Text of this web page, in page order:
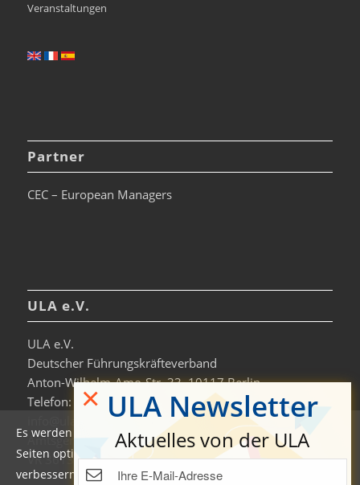
Veranstaltungen
Partner
CEC – European Managers
ULA e.V.
ULA e.V.
Deutscher Führungskräfteverband
Anton-Wilhelm-Amo-Str. 33, 10117 Berlin
Telefon: +49 30-306963-0
Amtsgericht Charlottenburg
VR 36138 B
Es werden auf dieser Website Cookies verwendet, um die
Seiten optimiert darzustellen und das Nutzererlebnis zu
verbessern. Durch die Nutzung unserer Seiten erklären Sie
ULA Newsletter
Aktuelles von der ULA
×